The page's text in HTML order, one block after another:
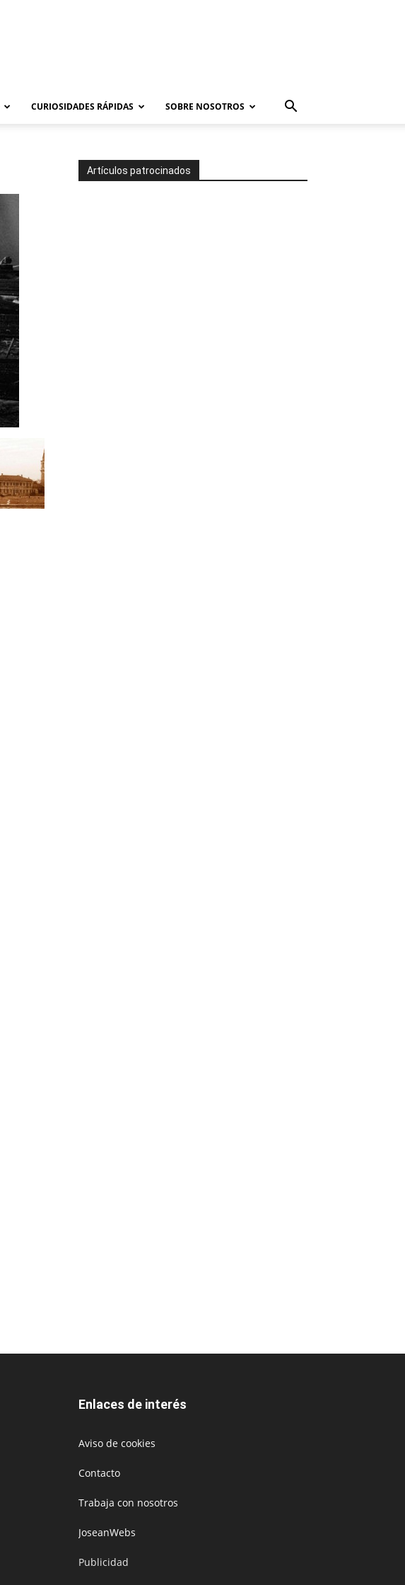
CURIOSIDADES RÁPIDAS SOBRE NOSOTROS
Artículos patrocinados
Enlaces de interés
Aviso de cookies
Contacto
Trabaja con nosotros
JoseanWebs
Publicidad